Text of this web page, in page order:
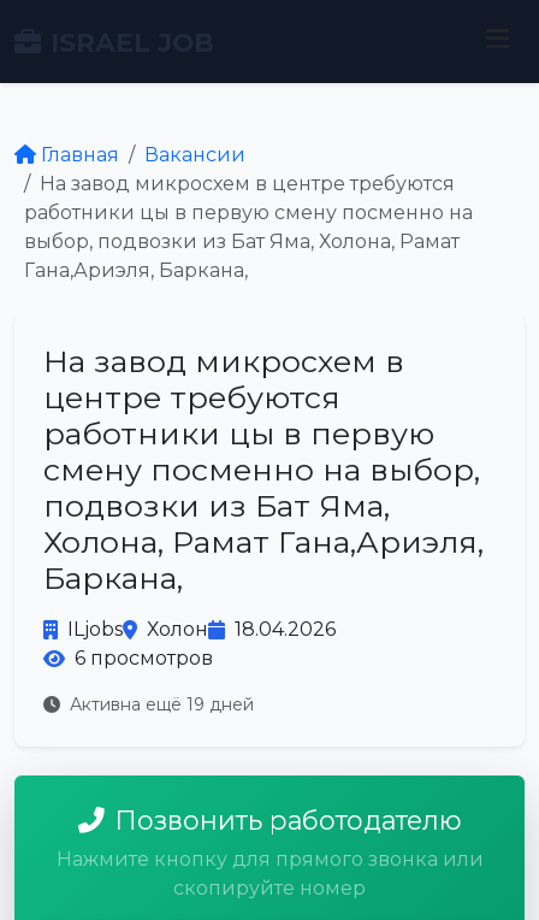
Главная
Вакансии
На завод микросхем в центре требуются
работники цы в первую смену посменно на
выбор, подвозки из Бат Яма, Холона, Рамат
Гана,Ариэля, Баркана,
На завод микросхем в
центре требуются
работники цы в первую
смену посменно на выбор,
подвозки из Бат Яма,
Холона, Рамат Гана,Ариэля,
Баркана,
ILjobs Холон
18.04.2026
6 просмотров
Активна ещё 19 дней
Позвонить работодателю
Нажмите кнопку для прямого звонка или
скопируйте номер